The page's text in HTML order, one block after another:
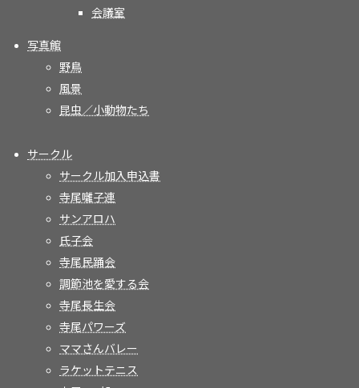
会議室
写真館
野鳥
風景
昆虫／小動物たち
サークル
サークル加入申込書
寺尾囃子連
サンアロハ
氏子会
寺尾民踊会
調節池を愛する会
寺尾長生会
寺尾パワーズ
ママさんバレー
ラケットテニス